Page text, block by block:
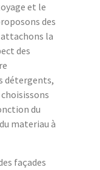
et le
des
la
des
détergents,
du
materiau à
façades